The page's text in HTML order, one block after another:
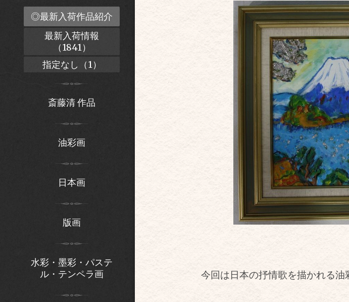
今回は日本の抒情歌を描かれる
◎最新入荷作品紹介
最新入荷情報
（1841）
指定なし（1）
斎藤清 作品
油彩画
日本画
版画
水彩・墨彩・パステ
ル・テンペラ画